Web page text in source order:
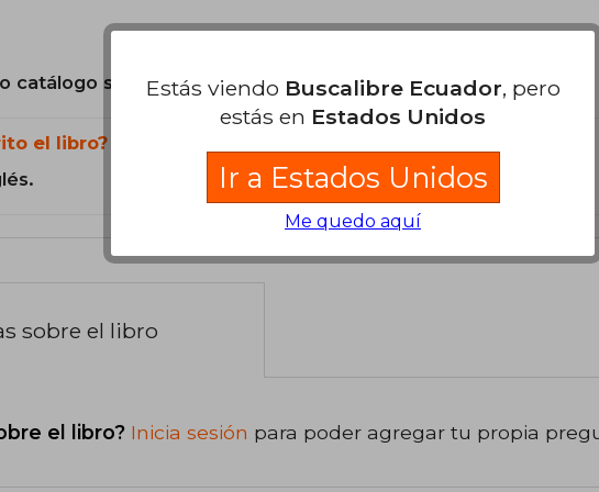
catálogo son Originales.
el libro?
sobre el libro
el libro? Inicia sesión para poder agregar tu propia
Estás viendo Buscalibre Ecuador, pero
estás en Estados Unidos
Ir a Estados Unidos
Me quedo aquí